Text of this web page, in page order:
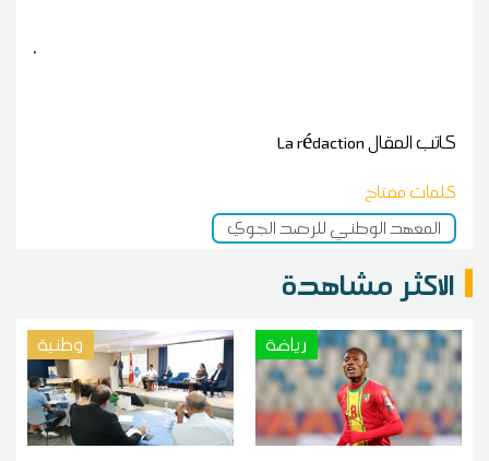
.
كاتب المقالLa rédaction
كلمات مفتاح
المعهد الوطني للرصد الجوي
الاكثر مشاهدة
رياضة وطنية